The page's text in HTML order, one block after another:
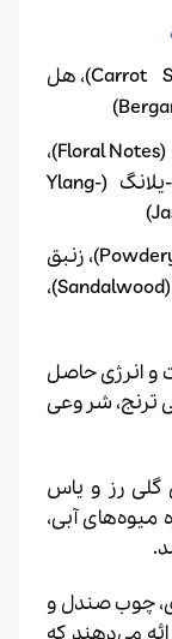
دانه هویج (Carrot Seeds)، هل
رز (Rose)، نت‌های گلی (Floral Notes)،
میوه‌های آبی (Water Fruit)، یلانگ-یلانگ (Ylang-
روایح پودری (Powdery Notes)، زنبق
(Orris)، مشک (Musk)، چوب صندل (Sandalwood)،
و انرژی حاصل
ترنج، شروعی
گلی رز و یاس
میوه‌های آبی،
چوب صندل و
می‌دهند که